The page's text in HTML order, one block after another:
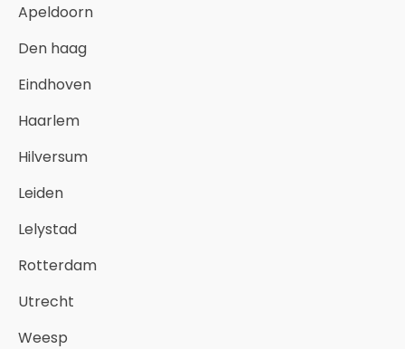
Apeldoorn
Den haag
Eindhoven
Haarlem
Hilversum
Leiden
Lelystad
Rotterdam
Utrecht
Weesp